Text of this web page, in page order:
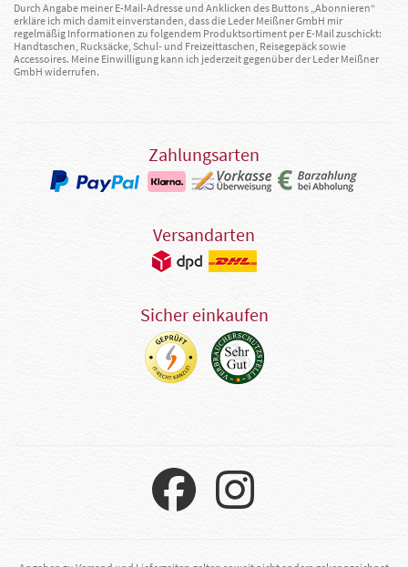
Durch Angabe meiner E-Mail-Adresse und Anklicken des Buttons „Abonnieren“
erkläre ich mich damit einverstanden, dass die Leder Meißner GmbH mir
regelmäßig Informationen zu folgendem Produktsortiment per E-Mail zuschickt:
Handtaschen, Rucksäcke, Schul- und Freizeittaschen, Reisegepäck sowie
Accessoires. Meine Einwilligung kann ich jederzeit gegenüber der Leder Meißner
GmbH widerrufen.
Zahlungsarten
Versandarten
Sicher einkaufen